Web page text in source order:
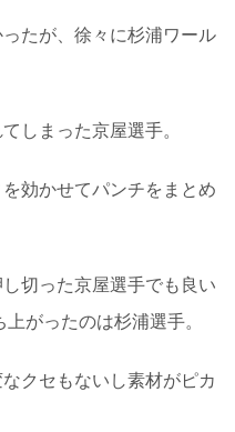
たが、徐々に杉浦ワール
しまった京屋選手。
効かせてパンチをまとめ
切った京屋選手でも良い
がったのは杉浦選手。
クセもないし素材がピカ